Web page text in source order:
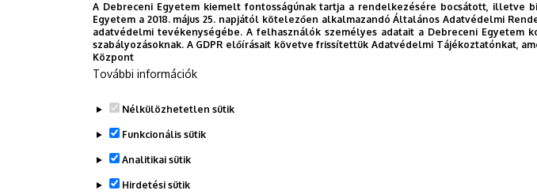
A Debreceni Egyetem kiemelt fontosságúnak tartja a rendelkezésére bocsátott, illetve
Egyetem a 2018. május 25. napjától kötelezően alkalmazandó Általános Adatvédelmi
adatvédelmi tevékenységébe. A felhasználók személyes adatait a Debreceni
szabályozásoknak. A GDPR előírásait követve frissítettük Adatvédelmi Tájékoztatónkat,
Központ
További információk
Nélkülözhetetlen sütik
Funkcionális sütik
Analitikai sütik
Hirdetési sütik